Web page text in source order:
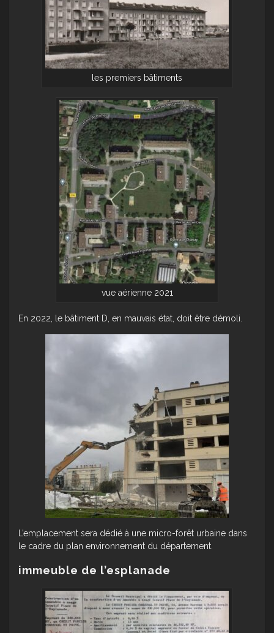
les premiers bâtiments
vue aérienne 2021
En 2022, le bâtiment D, en mauvais état, doit être démoli.
L’emplacement sera dédié à une micro-forêt urbaine dans
le cadre du plan environnement du département.
immeuble de l’esplanade